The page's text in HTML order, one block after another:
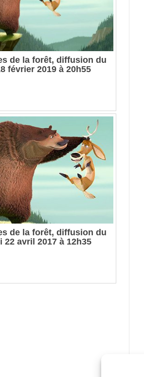
de la forêt, diffusion du
février 2019 à 20h55
de la forêt, diffusion du
22 avril 2017 à 12h35